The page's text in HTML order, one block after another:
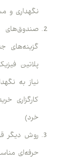
نگهداری و
گزینه‌های
پلاتین
نیاز به
کارگزاری
خرد)
حرفه‌ای